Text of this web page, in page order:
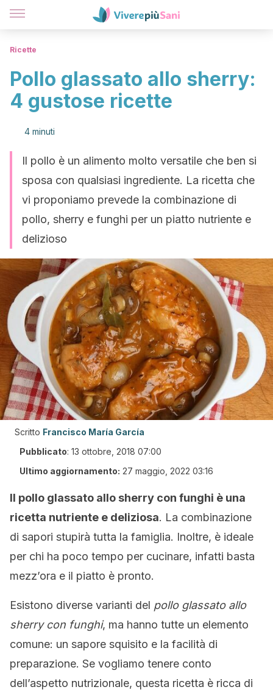
Ricette
Pollo glassato allo sherry:
4 gustose ricette
4 minuti
Il pollo è un alimento molto versatile che ben si
sposa con qualsiasi ingrediente. La ricetta che
vi proponiamo prevede la combinazione di
pollo, sherry e funghi per un piatto nutriente e
delizioso
Scritto Francisco María García
Pubblicato: 13 ottobre, 2018 07:00
Ultimo aggiornamento: 27 maggio, 2022 03:16
Il pollo glassato allo sherry con funghi è una
ricetta nutriente e deliziosa. La combinazione
di sapori stupirà tutta la famiglia. Inoltre, è ideale
per chi ha poco tempo per cucinare, infatti basta
mezz’ora e il piatto è pronto.
Esistono diverse varianti del pollo glassato allo
sherry con funghi, ma hanno tutte un elemento
comune: un sapore squisito e la facilità di
preparazione. Se vogliamo tenere conto
dell’aspetto nutrizionale, questa ricetta è ricca di